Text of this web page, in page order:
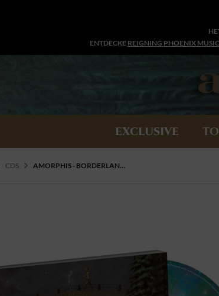
ENTDECKE REIGNING PHOENIX MUSIC
EXCLUSIVE
CDS AMORPHIS - BORDERLAND, CD